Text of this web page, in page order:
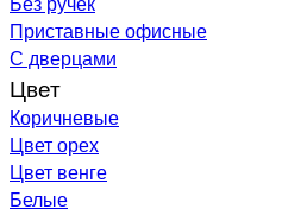
Приставные офисные
С дверцами
Цвет
Коричневые
Цвет орех
Цвет венге
Белые